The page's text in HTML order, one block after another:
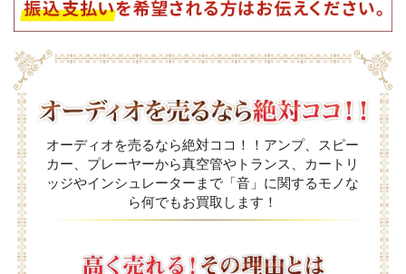
オーディオを売るなら絶対ココ！！アンプ、スピー
カー、プレーヤーから真空管やトランス、カートリ
ッジやインシュレーターまで「音」に関するモノな
ら何でもお買取します！